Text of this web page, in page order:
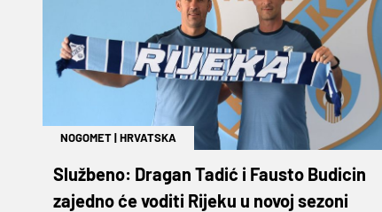
NOGOMET|HRVATSKA
Službeno: Dragan Tadić i Fausto Budicin
zajedno će voditi Rijeku u novoj sezoni